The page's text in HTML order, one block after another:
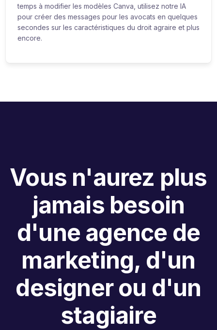
temps à modifier les modèles Canva, utilisez notre IA
pour créer des messages pour les avocats en quelques
secondes sur les caractéristiques du droit agraire et plus
encore.
Vous n'aurez plus
jamais besoin
d'une agence de
marketing, d'un
designer ou d'un
stagiaire